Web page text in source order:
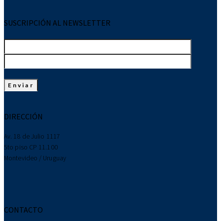
SUSCRIPCIÓN AL NEWSLETTER
DIRECCIÓN
Av. 18 de Julio 1117
5to piso CP 11.100
Montevideo / Uruguay
CONTACTO